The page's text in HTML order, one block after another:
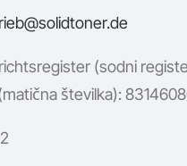
(sodni
številka):